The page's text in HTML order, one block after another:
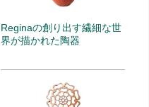
Reginaの創り出す繊細な世
界が描かれた陶器